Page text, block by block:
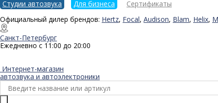
Студии автозвука Для бизнеса
Сертификаты
Официальный дилер брендов: Hertz, Focal, Audison, Blam, Helix,
Санкт-Петербург
Ежедневно с 11:00 до 20:00
Интернет-магазин
автозвука и автоэлектроники